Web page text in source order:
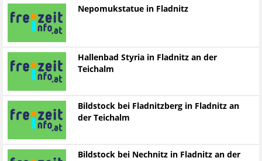
Nepomukstatue in Fladnitz
Hallenbad Styria in Fladnitz an der
Teichalm
Bildstock bei Fladnitzberg in Fladnitz an
der Teichalm
Bildstock bei Nechnitz in Fladnitz an der